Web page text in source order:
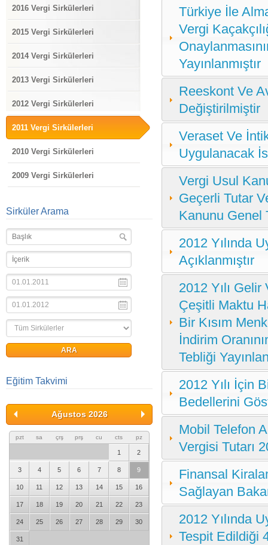
2016 Vergi Sirkülerleri
2015 Vergi Sirkülerleri
2014 Vergi Sirkülerleri
2013 Vergi Sirkülerleri
2012 Vergi Sirkülerleri
2011 Vergi Sirkülerleri
2010 Vergi Sirkülerleri
2009 Vergi Sirkülerleri
Sirküler Arama
Eğitim Takvimi
Ağustos 2026
pzt sa çrş prş cu cts pz
1 2
3 4 5 6 7 8 9
10 11 12 13 14 15 16
17 18 19 20 21 22 23
24 25 26 27 28 29 30
31
Türkiye İle
Vergi
Yayınlanmıştır
Reeskont Ve
Değiştirilmiştir
Veraset Ve
Uygulanacak
Vergi Usul
Geçerli Tutar
Kanunu Genel
2012 Yılında
Açıklanmıştır
2012 Yılı
Çeşitli Maktu
Bir Kısım
İndirim
Tebliği
2012 Yılı İçin
Bedellerini
Mobil Telefon
Vergisi Tutarı
Finansal
Sağlayan
2012 Yılında
Tespit Edildiği